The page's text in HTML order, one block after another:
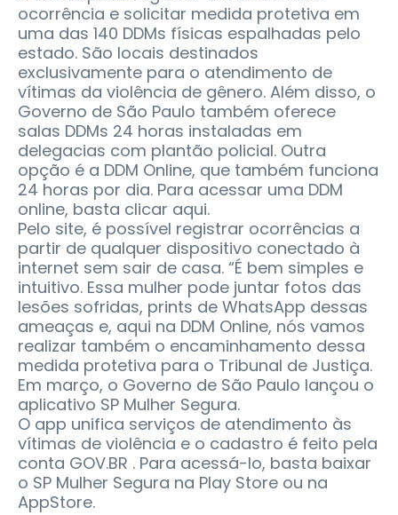
ocorrência e solicitar medida protetiva em
uma das 140 DDMs físicas espalhadas pelo
estado. São locais destinados
exclusivamente para o atendimento de
vítimas da violência de gênero. Além disso, o
Governo de São Paulo também oferece
salas DDMs 24 horas instaladas em
delegacias com plantão policial. Outra
opção é a DDM Online, que também funciona
24 horas por dia. Para acessar uma DDM
online, basta clicar aqui.
Pelo site, é possível registrar ocorrências a
partir de qualquer dispositivo conectado à
internet sem sair de casa. “É bem simples e
intuitivo. Essa mulher pode juntar fotos das
lesões sofridas, prints de WhatsApp dessas
ameaças e, aqui na DDM Online, nós vamos
realizar também o encaminhamento dessa
medida protetiva para o Tribunal de Justiça.
Em março, o Governo de São Paulo lançou o
aplicativo SP Mulher Segura.
O app unifica serviços de atendimento às
vítimas de violência e o cadastro é feito pela
conta GOV.BR . Para acessá-lo, basta baixar
o SP Mulher Segura na Play Store ou na
AppStore.